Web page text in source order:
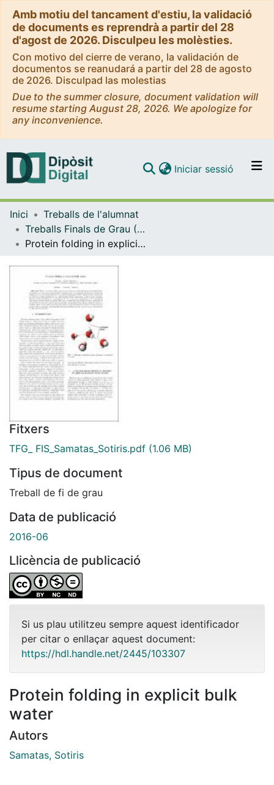
Amb motiu del tancament d'estiu, la validació
de documents es reprendrà a partir del 28
d'agost de 2026. Disculpeu les molèsties.
Con motivo del cierre de verano, la validación de
documentos se reanudará a partir del 28 de agosto
de 2026. Disculpad las molestias
Due to the summer closure, document validation will
resume starting August 28, 2026. We apologize for
any inconvenience.
Navega per tot el DD
Com publicar
Iniciar sessió (current)
Inici
Treballs de l'alumnat
Treballs Finals de Grau (TFG) - Física
Protein folding in explicit bulk water
Fitxers
TFG_ FIS_Samatas_Sotiris.pdf (1.06 MB)
Tipus de document
Treball de fi de grau
Data de publicació
2016-06
Llicència de publicació
Si us plau utilitzeu sempre aquest identificador
per citar o enllaçar aquest document:
https://hdl.handle.net/2445/103307
Protein folding in explicit bulk
water
Autors
Samatas, Sotiris